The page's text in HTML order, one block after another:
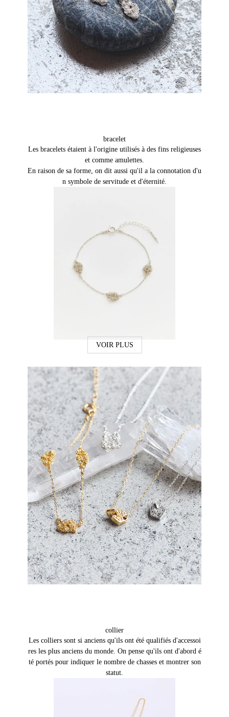
bracelet
Les bracelets étaient à l'origine utilisés à des fins religieuses
et comme amulettes.
En raison de sa forme, on dit aussi qu'il a la connotation d'u
n symbole de servitude et d'éternité.
VOIR PLUS
collier
Les colliers sont si anciens qu'ils ont été qualifiés d'accessoi
res les plus anciens du monde. On pense qu'ils ont d'abord é
té portés pour indiquer le nombre de chasses et montrer son
statut.